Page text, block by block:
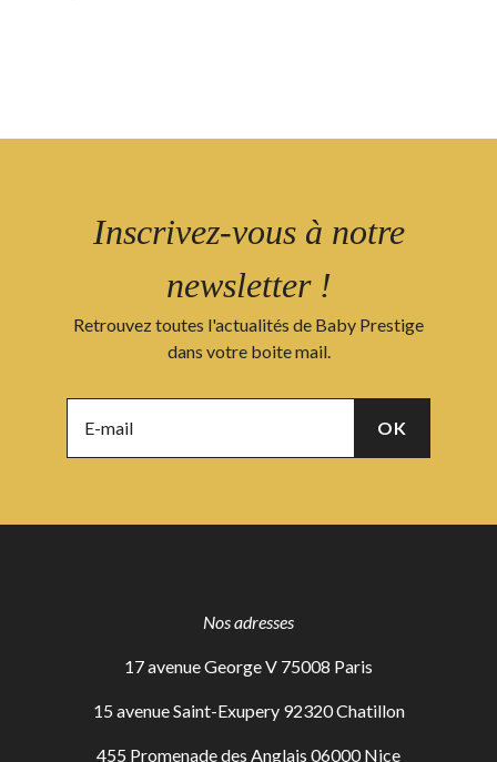
Inscrivez-vous à notre
newsletter !
Retrouvez toutes l'actualités de Baby Prestige
dans votre boite mail.
Nos adresses
17 avenue George V 75008 Paris
15 avenue Saint-Exupery 92320 Chatillon
455 Promenade des Anglais 06000 Nice